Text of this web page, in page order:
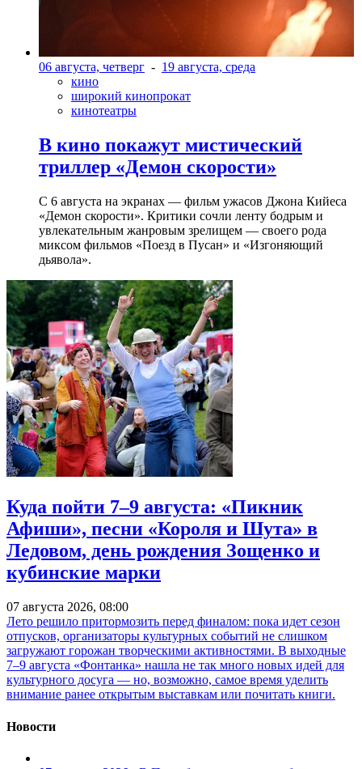
06 августа, четверг - 19 августа, среда
кино
широкий кинопрокат
кинотеатры
В кино покажут мистический
триллер «Демон скорости»
С 6 августа на экранах — фильм ужасов Джона Кийеса
«Демон скорости». Критики сочли ленту бодрым и
увлекательным жанровым зрелищeм — своего рода
миксом фильмов «Поезд в Пусан» и «Изгоняющий
дьявола».
Куда пойти 7–9 августа: «Пикник
Афиши», песни «Короля и Шута» в
Ледовом, день рождения Зощенко и
кубинские марки
07 августа 2026, 08:00
Лето решило притормозить перед финалом: пока идет сезон
отпусков, организаторы культурных событий не слишком
загружают горожан творческими активностями. В выходные
7–9 августа «Фонтанка» нашла не так много новых идей для
культурного досуга — но, возможно, самое время уделить
внимание ранее открытым выставкам или почитать книги.
Новости